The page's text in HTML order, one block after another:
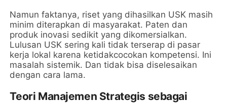
Namun faktanya, riset yang dihasilkan USK masih
minim diterapkan di masyarakat. Paten dan
produk inovasi sedikit yang dikomersialkan.
Lulusan USK sering kali tidak terserap di pasar
kerja lokal karena ketidakcocokan kompetensi. Ini
masalah sistemik. Dan tidak bisa diselesaikan
dengan cara lama.
Teori Manajemen Strategis sebagai